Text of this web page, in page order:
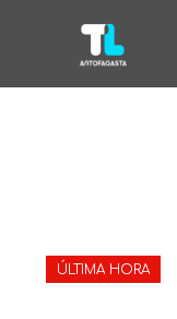
ÚLTIMA HORA